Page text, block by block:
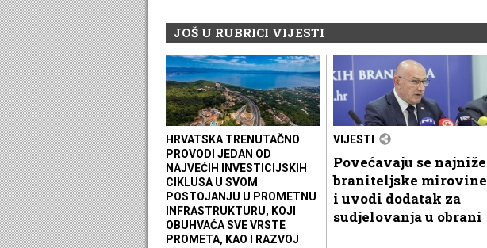
JOŠ U RUBRICI VIJESTI
HRVATSKA TRENUTAČNO
PROVODI JEDAN OD
NAJVEĆIH INVESTICIJSKIH
CIKLUSA U SVOM
POSTOJANJU U PROMETNU
INFRASTRUKTURU, KOJI
OBUHVAĆA SVE VRSTE
PROMETA, KAO I RAZVOJ
VIJESTI
Povećavaju se najniže
braniteljske mirovine
i uvodi dodatak za
sudjelovanja u obrani